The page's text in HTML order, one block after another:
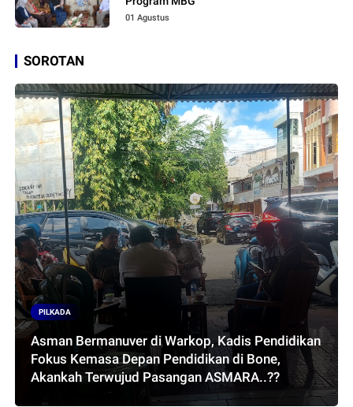
01 Agustus
SOROTAN
PILKADA
Asman Bermanuver di Warkop, Kadis Pendidikan
Fokus Kemasa Depan Pendidikan di Bone,
Akankah Terwujud Pasangan ASMARA..??